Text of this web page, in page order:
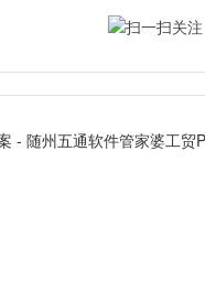
- 随州五通软件管家婆工贸